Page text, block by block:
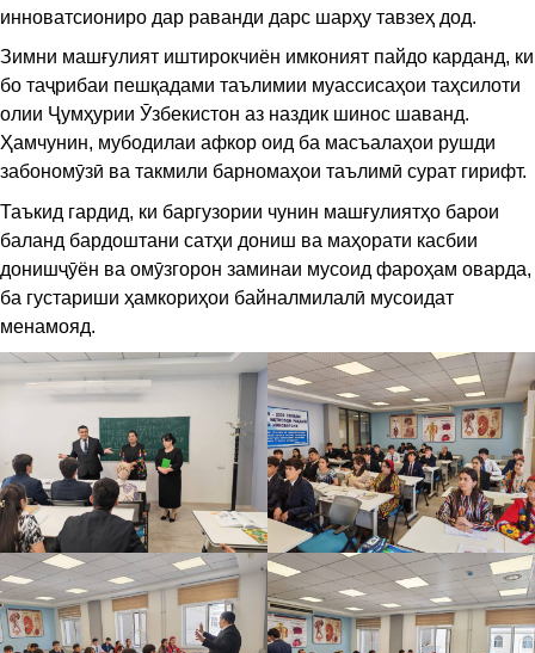
инноватсиониро дар раванди дарс шарҳу тавзеҳ дод.
Зимни машғулият иштирокчиён имконият пайдо карданд, ки
бо таҷрибаи пешқадами таълимии муассисаҳои таҳсилоти
олии Ҷумҳурии Ӯзбекистон аз наздик шинос шаванд.
Ҳамчунин, мубодилаи афкор оид ба масъалаҳои рушди
забономӯзӣ ва такмили барномаҳои таълимӣ сурат гирифт.
Таъкид гардид, ки баргузории чунин машғулиятҳо барои
баланд бардоштани сатҳи дониш ва маҳорати касбии
донишҷӯён ва омӯзгорон заминаи мусоид фароҳам оварда,
ба густариши ҳамкориҳои байналмилалӣ мусоидат
менамояд.